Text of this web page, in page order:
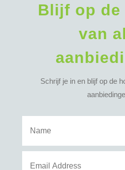
Blijf op de
van
Schrijf je in en blijf op de